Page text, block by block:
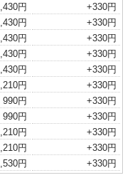
円
+330円
円
+330円
円
+330円
円
+330円
円
+330円
円
+330円
990円
+330円
990円
+330円
円
+330円
円
+330円
円 +330円